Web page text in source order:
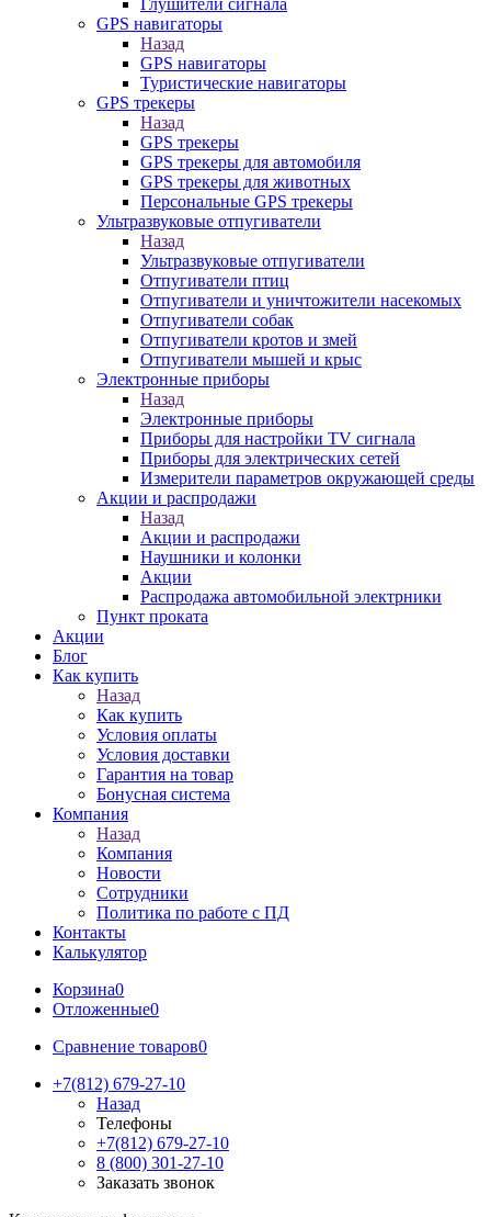
Глушители сигнала
GPS навигаторы
Назад
GPS навигаторы
Туристические навигаторы
GPS трекеры
Назад
GPS трекеры
GPS трекеры для автомобиля
GPS трекеры для животных
Персональные GPS трекеры
Ультразвуковые отпугиватели
Назад
Ультразвуковые отпугиватели
Отпугиватели птиц
Отпугиватели и уничтожители насекомых
Отпугиватели собак
Отпугиватели кротов и змей
Отпугиватели мышей и крыс
Электронные приборы
Назад
Электронные приборы
Приборы для настройки TV сигнала
Приборы для электрических сетей
Измерители параметров окружающей среды
Акции и распродажи
Назад
Акции и распродажи
Наушники и колонки
Акции
Распродажа автомобильной электрники
Пункт проката
Акции
Блог
Как купить
Назад
Как купить
Условия оплаты
Условия доставки
Гарантия на товар
Бонусная система
Компания
Назад
Компания
Новости
Сотрудники
Политика по работе с ПД
Контакты
Калькулятор
Корзина0
Отложенные0
Сравнение товаров0
+7(812) 679-27-10
Назад
Телефоны
+7(812) 679-27-10
8 (800) 301-27-10
Заказать звонок